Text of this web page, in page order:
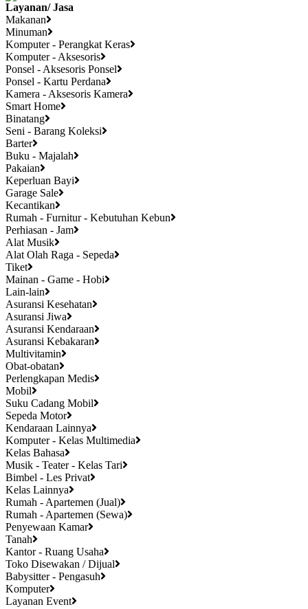
Layanan/ Jasa
Makanan
Minuman
Komputer - Perangkat Keras
Komputer - Aksesoris
Ponsel - Aksesoris Ponsel
Ponsel - Kartu Perdana
Kamera - Aksesoris Kamera
Smart Home
Binatang
Seni - Barang Koleksi
Barter
Buku - Majalah
Pakaian
Keperluan Bayi
Garage Sale
Kecantikan
Rumah - Furnitur - Kebutuhan Kebun
Perhiasan - Jam
Alat Musik
Alat Olah Raga - Sepeda
Tiket
Mainan - Game - Hobi
Lain-lain
Asuransi Kesehatan
Asuransi Jiwa
Asuransi Kendaraan
Asuransi Kebakaran
Multivitamin
Obat-obatan
Perlengkapan Medis
Mobil
Suku Cadang Mobil
Sepeda Motor
Kendaraan Lainnya
Komputer - Kelas Multimedia
Kelas Bahasa
Musik - Teater - Kelas Tari
Bimbel - Les Privat
Kelas Lainnya
Rumah - Apartemen (Jual)
Rumah - Apartemen (Sewa)
Penyewaan Kamar
Tanah
Kantor - Ruang Usaha
Toko Disewakan / Dijual
Babysitter - Pengasuh
Komputer
Layanan Event